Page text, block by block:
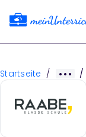
Startseite / /